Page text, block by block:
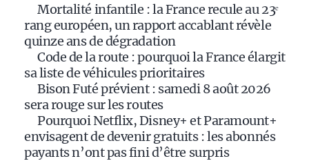
Mortalité infantile : la France recule au 23ᵉ
rang européen, un rapport accablant révèle
quinze ans de dégradation
Code de la route : pourquoi la France élargit
sa liste de véhicules prioritaires
Bison Futé prévient : samedi 8 août 2026
sera rouge sur les routes
Pourquoi Netflix, Disney+ et Paramount+
envisagent de devenir gratuits : les abonnés
payants n’ont pas fini d’être surpris